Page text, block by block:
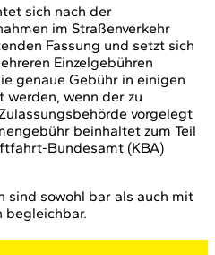
sich nach der
im Straßenverkehr
Fassung und setzt sich
Einzelgebühren
genaue Gebühr in einigen
wenn der zu
vorgelegt
beinhaltet zum Teil
Bundesamt (KBA)
sind sowohl bar als auch mit
begleichbar.